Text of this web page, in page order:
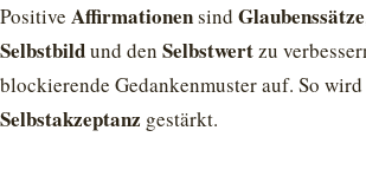
Positive Affirmationensind Glaubenssätze
Selbstbildund den Selbstwertzu
blockierende Gedankenmuster auf. So
Selbstakzeptanz gestärkt.